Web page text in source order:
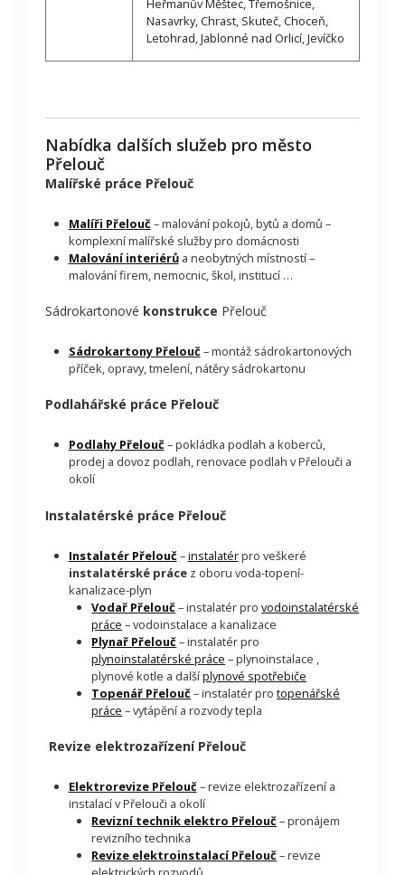
Heřmanův Měštec, Třemošnice,
Nasavrky, Chrast, Skuteč, Choceň,
Letohrad, Jablonné nad Orlicí, Jevíčko
Nabídka dalších služeb pro město
Přelouč
Malířské práce Přelouč
Malíři Přelouč– malování pokojů, bytů a domů –
komplexní malířské služby pro domácnosti
Malování interiérůa neobytných místností –
malování firem, nemocnic, škol, institucí …
Sádrokartonové konstrukce Přelouč
Sádrokartony Přelouč– montáž sádrokartonových
příček, opravy, tmelení, nátěry sádrokartonu
Podlahářské práce Přelouč
Podlahy Přelouč– pokládka podlah a koberců,
prodej a dovoz podlah, renovace podlah v Přelouči a
okolí
Instalatérské práce Přelouč
Instalatér Přelouč–instalatérpro veškeré
instalatérské prácez oboru voda-topení-
kanalizace-plyn
Vodař Přelouč– instalatér provodoinstalatérské
práce – vodoinstalace a kanalizace
Plynař Přelouč– instalatér pro
plynoinstalatérské práce – plynoinstalace ,
plynové kotle a dalšíplynové spotřebiče
Topenář Přelouč– instalatér protopenářské
práce – vytápění a rozvody tepla
Revize elektrozařízení Přelouč
Elektrorevize Přelouč– revize elektrozařízení a
instalací v Přelouči a okolí
Revizní technik elektro Přelouč– pronájem
revizního technika
Revize elektroinstalací Přelouč– revize